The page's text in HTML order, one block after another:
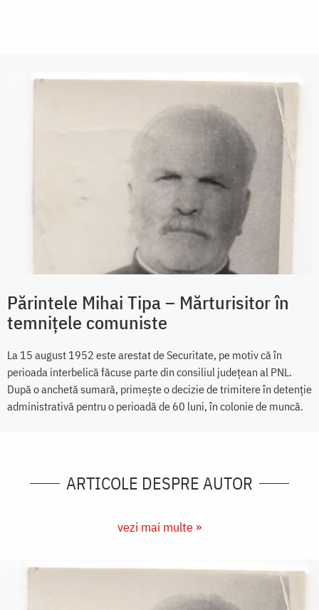
Părintele Mihai Tipa – Mărturisitor în
temnițele comuniste
La 15 august 1952 este arestat de Securitate, pe motiv că în
perioada interbelică făcuse parte din consiliul județean al PNL.
După o anchetă sumară, primește o decizie de trimitere în detenție
administrativă pentru o perioadă de 60 luni, în colonie de muncă.
ARTICOLE DESPRE AUTOR
vezi mai multe »